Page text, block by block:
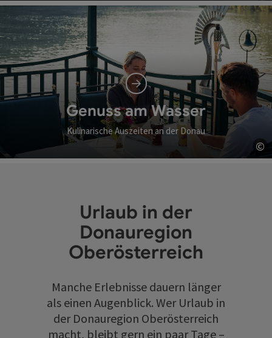
Genuss am Wasser
Kulinarische Auszeiten an der Donau
©
Urlaub in der
Donauregion
Oberösterreich
Manche Erlebnisse dauern länger
als einen Augenblick. Wer Urlaub in
der Donauregion Oberösterreich
macht, bleibt gern ein paar Tage –